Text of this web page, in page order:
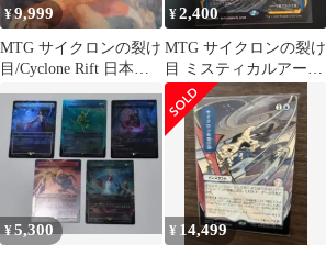
¥9,999
MTG サイクロンの裂け
目/Cyclone Rift 日本
¥2,400
MTG サイクロンの裂け
目 ミスティカルアーカ
イブ 日本語非foil
¥5,300 ¥ 14,499